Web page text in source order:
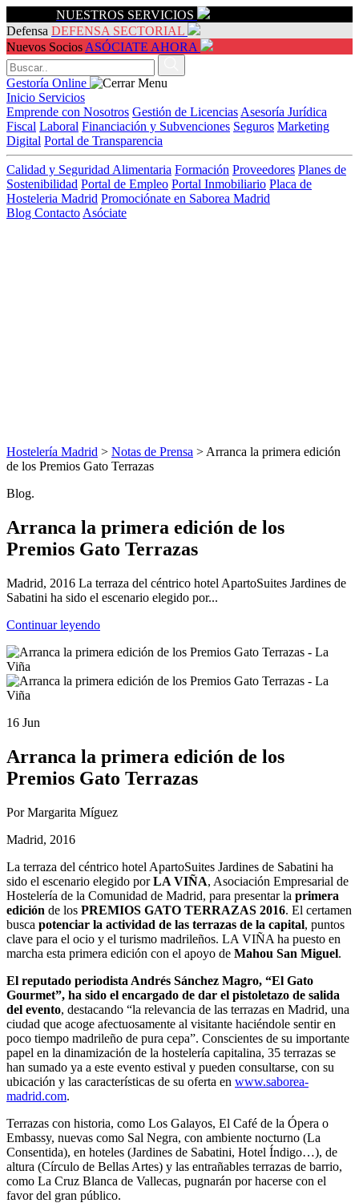
NUESTROS SERVICIOS
Defensa DEFENSA SECTORIAL
Nuevos Socios ASÓCIATE AHORA
Gestoría Online
Inicio Servicios
Emprende con Nosotros Gestión de Licencias Asesoría Jurídica
Fiscal Laboral Financiación y Subvenciones Seguros Marketing
Digital Portal de Transparencia
Calidad y Seguridad Alimentaria Formación Proveedores Planes de
Sostenibilidad Portal de Empleo Portal Inmobiliario Placa de
Hosteleria Madrid Promociónate en Saborea Madrid
Blog Contacto Asóciate
Hostelería Madrid > Notas de Prensa > Arranca la primera edición
de los Premios Gato Terrazas
Blog.
Arranca la primera edición de los
Premios Gato Terrazas
Madrid, 2016 La terraza del céntrico hotel ApartoSuites Jardines de
Sabatini ha sido el escenario elegido por...
Continuar leyendo
16 Jun
Arranca la primera edición de los
Premios Gato Terrazas
Por Margarita Míguez
Madrid, 2016
La terraza del céntrico hotel ApartoSuites Jardines de Sabatini ha
sido el escenario elegido porLA VIÑA, Asociación Empresarial de
Hostelería de la Comunidad de Madrid, para presentar la primera
edición de los PREMIOS GATO TERRAZAS 2016. El certamen
busca potenciar la actividad de las terrazas de la capital, puntos
clave para el ocio y el turismo madrileños. LA VIÑA ha puesto en
marcha esta primera edición con el apoyo de Mahou San Miguel.
El reputado periodista Andrés Sánchez Magro, “El Gato
Gourmet”, ha sido el encargado de dar el pistoletazo de salida
del evento, destacando “la relevancia de las terrazas en Madrid, una
ciudad que acoge afectuosamente al visitante haciéndole sentir en
poco tiempo madrileño de pura cepa”. Conscientes de su importante
papel en la dinamización de la hostelería capitalina, 35 terrazas se
han sumado ya a este evento estival y pueden consultarse, con su
ubicación y las características de su oferta en www.saborea-
madrid.com.
Terrazas con historia, como Los Galayos, El Café de la Ópera o
Embassy, nuevas como Sal Negra, con ambiente nocturno (La
Consentida), en hoteles (Jardines de Sabatini, Hotel Índigo…), de
altura (Círculo de Bellas Artes) y las entrañables terrazas de barrio,
como La Cruz Blanca de Vallecas, pugnarán por hacerse con el
favor del gran público.